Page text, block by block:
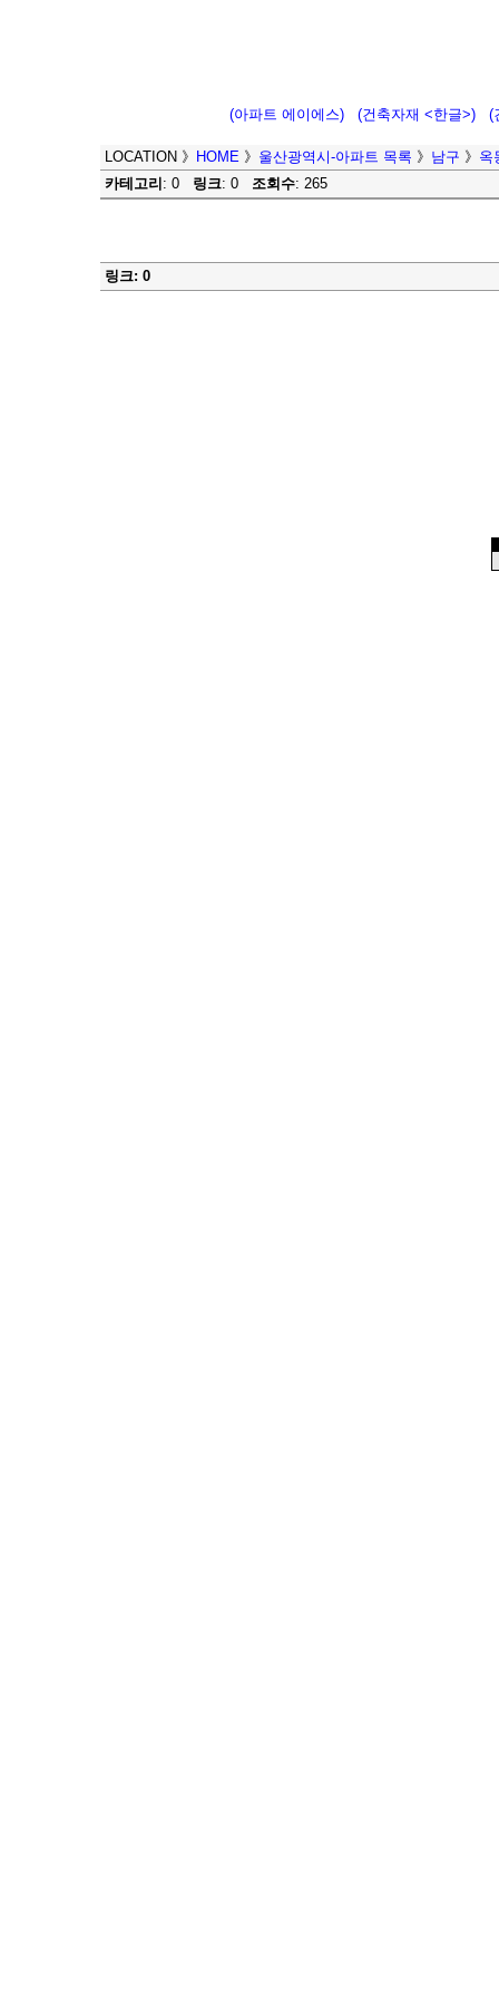
(아파트 에이에스) (건축자재 <한글>) (
LOCATION 》 HOME 》 울산광역시-아파트 목록 》 남구 》 옥
카테고리 : 0 링크: 0 조회수: 265
링크: 0